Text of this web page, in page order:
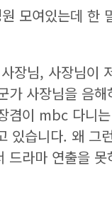
모여있는데 한
님, 사장님이
사장님을 음
겸이 mbc 다니
있습니다. 왜 그
라마 연출을